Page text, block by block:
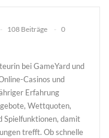
108 Beiträge
0
bei GameYard und
Casinos und
Erfahrung
Wettquoten,
Spielfunktionen, damit
trefft. Ob schnelle